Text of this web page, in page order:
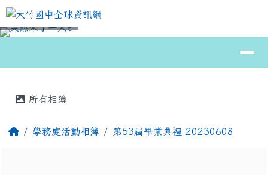
跳至主內容區
大竹國中全球資訊網
⏸
所有相簿
回首頁學務處活動相簿 第53屆畢業典禮-20230608